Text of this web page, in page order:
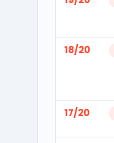
18/20
17/20